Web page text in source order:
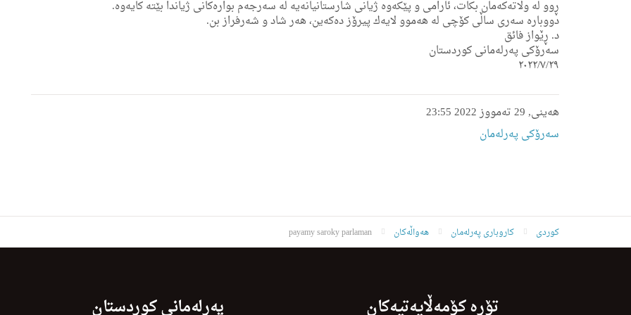
ڕوو لە وڵاتەكەمان بكات، ئارامی و پێكەوە ژیانی شارستانیانەیە لە سەرجەم بوارەكانی ژیاندا بێتە كایەوە.
دووبارە سەری ساڵی كۆچی لە ھەموو لایەك پیرۆز دەكەین، ھەر شاد و شەرفراز بن.
د. ڕێواز فائق
سەرۆكی پەرلەمانی كوردستان
٢٠٢٢/٧/٢٩
ھەینی, 29 تەمووز 2022 23:55
سەرۆکی پەرلەمان
کوردی کاروباری پەرلەمان هەواڵەکان payamy saroky parlaman
پەرلەمانی کوردستان تۆڕە کۆمەڵایەتیەکان